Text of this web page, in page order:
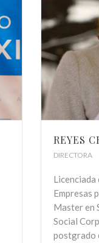
REYES
DIRECTORA
Empresas
Master en
Social
postgrado